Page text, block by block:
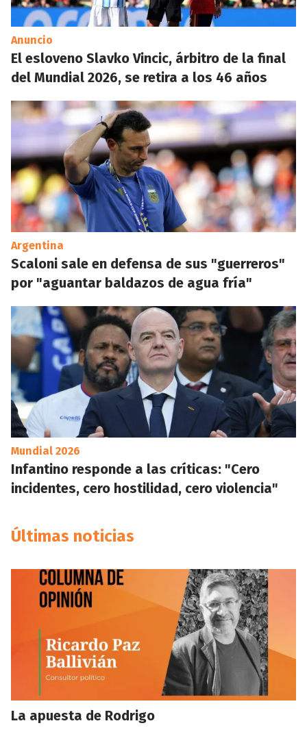
Anuncio
El esloveno Slavko Vincic, árbitro de la final
del Mundial 2026, se retira a los 46 años
Argentina
Scaloni sale en defensa de sus "guerreros"
por "aguantar baldazos de agua fría"
Mundial 2026
Infantino responde a las críticas: "Cero
incidentes, cero hostilidad, cero violencia"
Últimas noticias
La apuesta de Rodrigo